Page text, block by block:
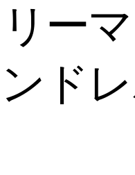
ー
ド